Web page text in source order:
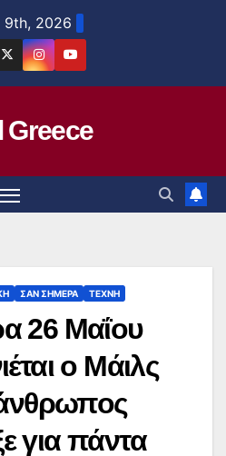
9th, 2026
Greece
ΣΑΝ ΣΗΜΕΡΑ ΤΕΧΝΗ
26 Μαΐου
ο Μάιλς
άνθρωπος
για πάντα